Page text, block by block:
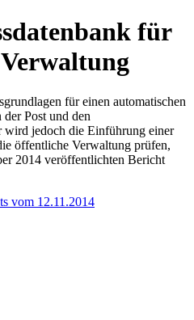
für
für einen automatischen
der Post und den
wird jedoch die Einführung einer
öffentliche Verwaltung prüfen,
2014 veröffentlichten Bericht
vom 12.11.2014